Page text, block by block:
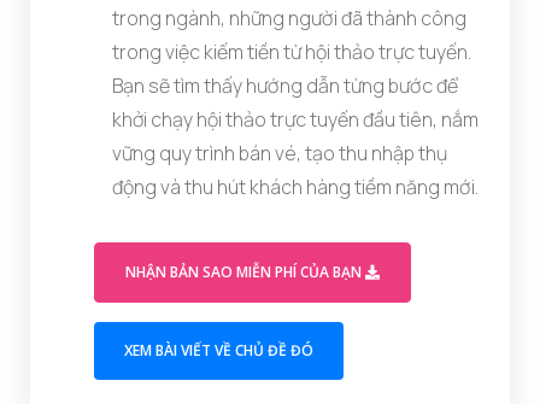
trong ngành, những người đã thành công
trong việc kiếm tiền từ hội thảo trực tuyến.
Bạn sẽ tìm thấy hướng dẫn từng bước để
khởi chạy hội thảo trực tuyến đầu tiên, nắm
vững quy trình bán vé, tạo thu nhập thụ
động và thu hút khách hàng tiềm năng mới.
NHẬN BẢN SAO MIỄN PHÍ CỦA BẠN
XEM BÀI VIẾT VỀ CHỦ ĐỀ ĐÓ